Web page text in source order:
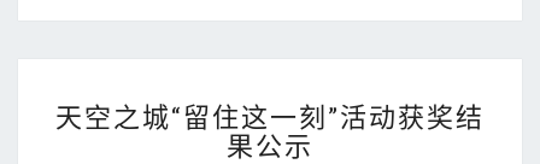
券
用
方
空
之
天空之城“留住这一刻”活动获奖结
果公示